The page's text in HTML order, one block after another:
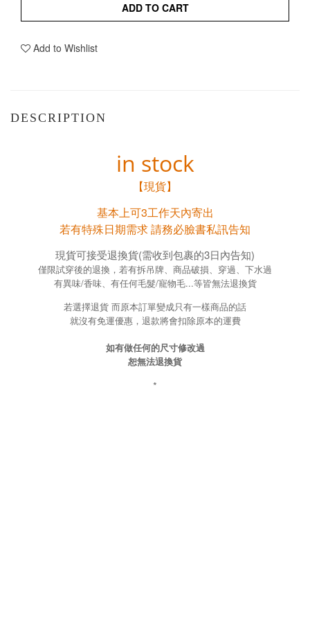
ADD TO CART
Add to Wishlist
DESCRIPTION
in stock
【現貨】
基本上可3工作天內寄出
若有特殊日期需求 請務必臉書私訊告知
現貨可接受退換貨(需收到包裹的3日內告知)
僅限試穿後的退換，若有拆吊牌、商品破損、穿過、下水過
有異味/香味、有任何毛髮/寵物毛...等皆無法退換貨
若選擇退貨 而原本訂單變成只有一樣商品的話
就沒有免運優惠，退款將會扣除原本的運費
如有做任何的尺寸修改過
恕無法退換貨
*